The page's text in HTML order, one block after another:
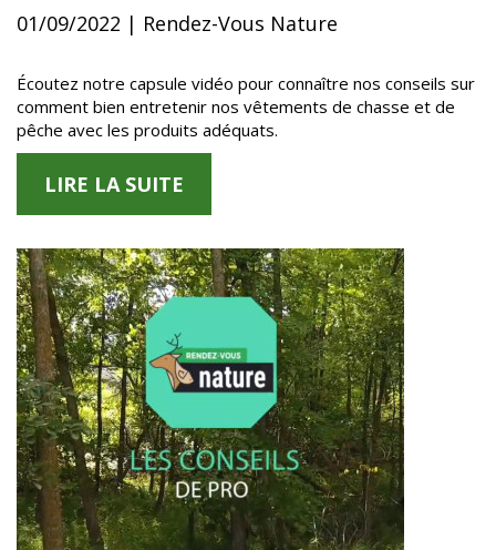
01/09/2022 | Rendez-Vous Nature
Écoutez notre capsule vidéo pour connaître nos conseils sur
comment bien entretenir nos vêtements de chasse et de
pêche avec les produits adéquats.
LIRE LA SUITE